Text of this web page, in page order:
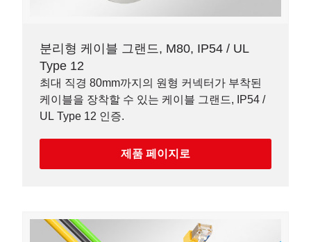
분리형 케이블 그랜드, M80, IP54 / UL
Type 12
최대 직경 80mm까지의 원형 커넥터가 부착된
케이블을 장착할 수 있는 케이블 그랜드, IP54 /
UL Type 12 인증.
제품 페이지로